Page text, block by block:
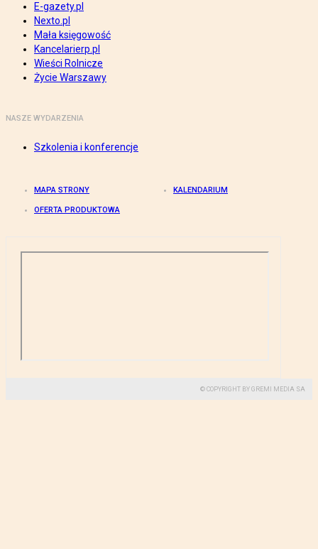
E-gazety.pl
Nexto.pl
Mała księgowość
Kancelarierp.pl
Wieści Rolnicze
Życie Warszawy
NASZE WYDARZENIA
Szkolenia i konferencje
MAPA STRONY KALENDARIUM
OFERTA PRODUKTOWA
© COPYRIGHT BY GREMI MEDIA SA